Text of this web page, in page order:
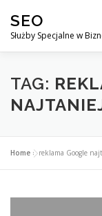
treści
SEO
Służby Specjalne w
AGENCJA SEO
TAG:
Home »reklama Google